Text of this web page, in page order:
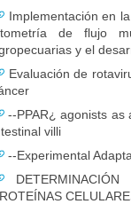
Implementación en
de flujo
y el
Evaluación de
--PPAR¿ agonists as
villi
--Experimental